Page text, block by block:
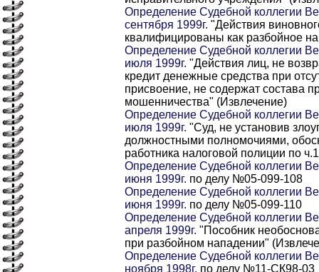
Определение Судебной коллегии
сентября 1999г. "Действия
квалифицированы как разбойное
Определение Судебной коллегии
июля 1999г. "Действия лиц, не
кредит денежные средства при
присвоение, не содержат состава
мошенничества" (Извлечение)
Определение Судебной коллегии
июля 1999г. "Суд, не установив
должностными полномочиями,
работника налоговой полиции по
Определение Судебной коллегии
июня 1999г. по делу №05-099-108
Определение Судебной коллегии
июня 1999г. по делу №05-099-110
Определение Судебной коллегии
апреля 1999г. "Пособник
при разбойном нападении"
Определение Судебной коллегии
ноября 1998г. по делу №11-СК98-03